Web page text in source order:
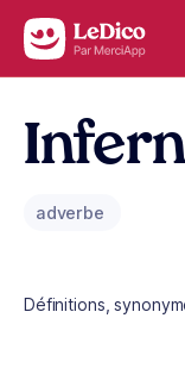
Aller au contenu
adverbe
Définitions,